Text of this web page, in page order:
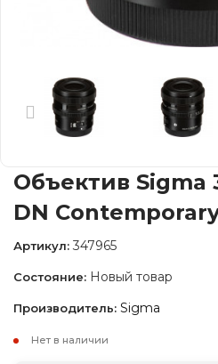
Объектив Sigma
DN
Артикул: 347965
Состояние: Новый товар
Производитель: Sigma
Нет в наличии